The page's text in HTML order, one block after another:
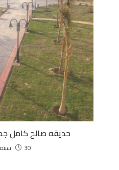
حديقه صالح كامل
30 سبتمبر، 2021